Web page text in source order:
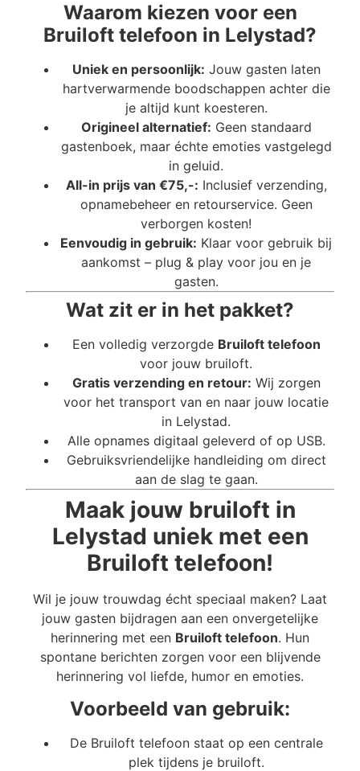
Waarom kiezen voor een
Bruiloft telefoon in Lelystad?
Uniek en persoonlijk: Jouw gasten laten
hartverwarmende boodschappen achter die
je altijd kunt koesteren.
Origineel alternatief: Geen standaard
gastenboek, maar échte emoties vastgelegd
in geluid.
All-in prijs van €75,-: Inclusief verzending,
opnamebeheer en retourservice. Geen
verborgen kosten!
Eenvoudig in gebruik: Klaar voor gebruik bij
aankomst – plug & play voor jou en je
gasten.
Wat zit er in het pakket?
Een volledig verzorgde Bruiloft telefoon
voor jouw bruiloft.
Gratis verzending en retour: Wij zorgen
voor het transport van en naar jouw locatie
in Lelystad.
Alle opnames digitaal geleverd of op USB.
Gebruiksvriendelijke handleiding om direct
aan de slag te gaan.
Maak jouw bruiloft in
Lelystad uniek met een
Bruiloft telefoon!
Wil je jouw trouwdag écht speciaal maken? Laat
jouw gasten bijdragen aan een onvergetelijke
herinnering met een Bruiloft telefoon. Hun
spontane berichten zorgen voor een blijvende
herinnering vol liefde, humor en emoties.
Voorbeeld van gebruik:
De Bruiloft telefoon staat op een centrale
plek tijdens je bruiloft.